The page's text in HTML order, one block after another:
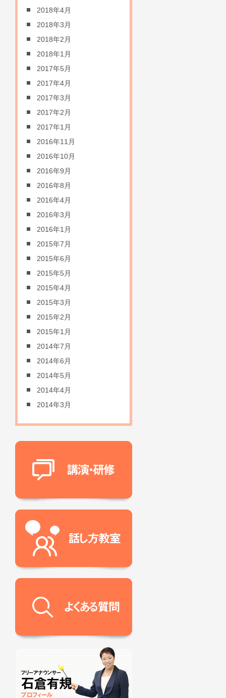
2018年4月
2018年3月
2018年2月
2018年1月
2017年5月
2017年4月
2017年3月
2017年2月
2017年1月
2016年11月
2016年10月
2016年9月
2016年8月
2016年4月
2016年3月
2016年1月
2015年7月
2015年6月
2015年5月
2015年4月
2015年3月
2015年2月
2015年1月
2014年7月
2014年6月
2014年5月
2014年4月
2014年3月